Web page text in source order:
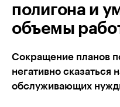
полигона и
объемы
Сокращение планов
негативно сказаться
обслуживающих